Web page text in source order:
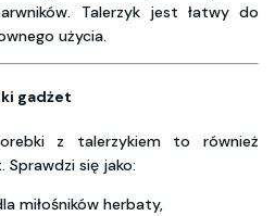
Talerzyk jest łatwy do
użycia.
gadżet
z talerzykiem to również
Sprawdzi się jako:
miłośników herbaty,